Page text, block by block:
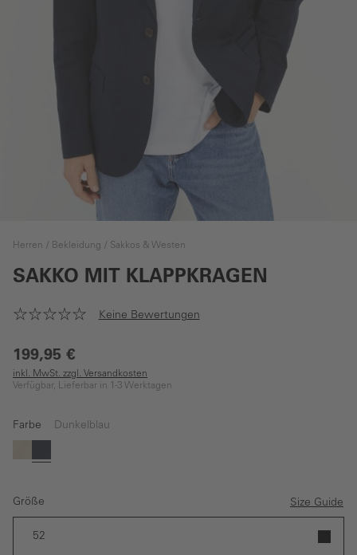
Herren Bekleidung Sakkos & Westen
SAKKO MIT KLAPPKRAGEN
Keine Bewertungen
199,95 €
inkl. MwSt. zzgl. Versandkosten
Verfügbar, Lieferbar in 1-3 Werktagen
Farbe Dunkelblau
BeigeDunkelblau
Größe Size Guide
52